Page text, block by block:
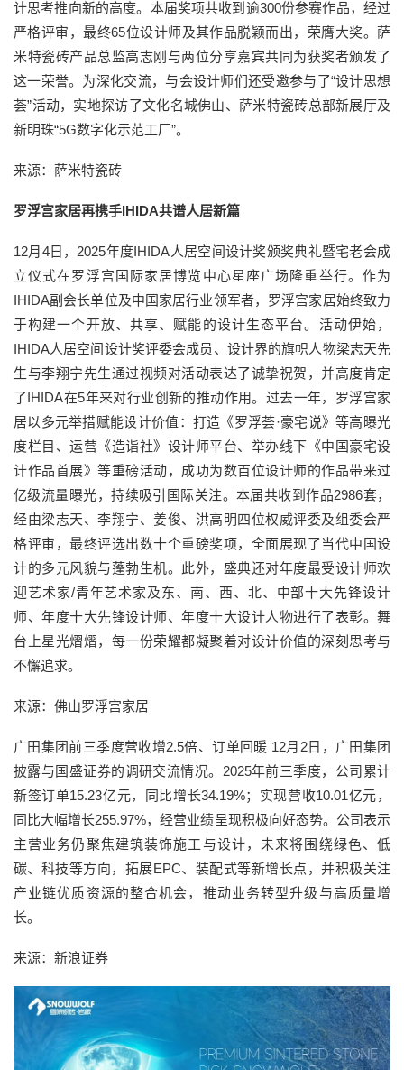
计思考推向新的高度。本届奖项共收到逾300份参赛作品，经过
严格评审，最终65位设计师及其作品脱颖而出，荣膺大奖。萨
米特瓷砖产品总监高志刚与两位分享嘉宾共同为获奖者颁发了
这一荣誉。为深化交流，与会设计师们还受邀参与了“设计思想
荟”活动，实地探访了文化名城佛山、萨米特瓷砖总部新展厅及
新明珠“5G数字化示范工厂”。
来源：萨米特瓷砖
罗浮宫家居再携手IHIDA共谱人居新篇
12月4日，2025年度IHIDA人居空间设计奖颁奖典礼暨宅老会成
立仪式在罗浮宫国际家居博览中心星座广场隆重举行。作为
IHIDA副会长单位及中国家居行业领军者，罗浮宫家居始终致力
于构建一个开放、共享、赋能的设计生态平台。活动伊始，
IHIDA人居空间设计奖评委会成员、设计界的旗帜人物梁志天先
生与李翔宁先生通过视频对活动表达了诚挚祝贺，并高度肯定
了IHIDA在5年来对行业创新的推动作用。过去一年，罗浮宫家
居以多元举措赋能设计价值：打造《罗浮荟·豪宅说》等高曝光
度栏目、运营《造诣社》设计师平台、举办线下《中国豪宅设
计作品首展》等重磅活动，成功为数百位设计师的作品带来过
亿级流量曝光，持续吸引国际关注。本届共收到作品2986套，
经由梁志天、李翔宁、姜俊、洪高明四位权威评委及组委会严
格评审，最终评选出数十个重磅奖项，全面展现了当代中国设
计的多元风貌与蓬勃生机。此外，盛典还对年度最受设计师欢
迎艺术家/青年艺术家及东、南、西、北、中部十大先锋设计
师、年度十大先锋设计师、年度十大设计人物进行了表彰。舞
台上星光熠熠，每一份荣耀都凝聚着对设计价值的深刻思考与
不懈追求。
来源：佛山罗浮宫家居
广田集团前三季度营收增2.5倍、订单回暖 12月2日，广田集团
披露与国盛证券的调研交流情况。2025年前三季度，公司累计
新签订单15.23亿元，同比增长34.19%；实现营收10.01亿元，
同比大幅增长255.97%，经营业绩呈现积极向好态势。公司表示
主营业务仍聚焦建筑装饰施工与设计，未来将围绕绿色、低
碳、科技等方向，拓展EPC、装配式等新增长点，并积极关注
产业链优质资源的整合机会，推动业务转型升级与高质量增
长。
来源：新浪证券